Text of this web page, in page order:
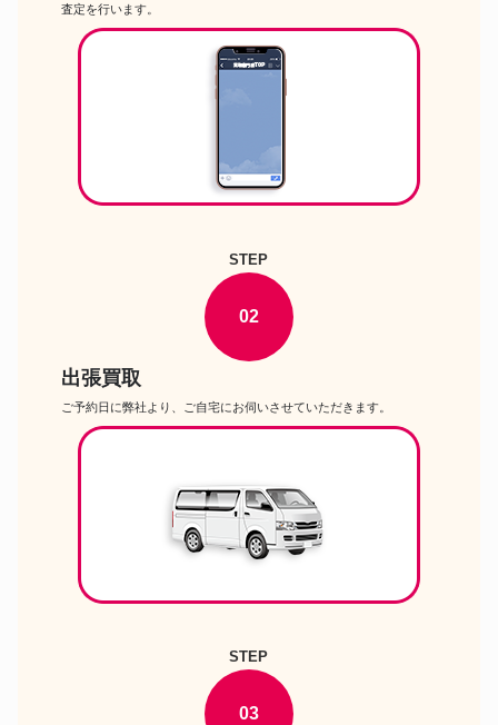
査定を行います。
STEP
02
出張買取
ご予約日に弊社より、ご自宅にお伺いさせていただきます。
STEP
03